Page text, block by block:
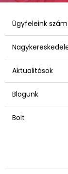
Ügyfeleink
Aktualitások
Blogunk
Bolt